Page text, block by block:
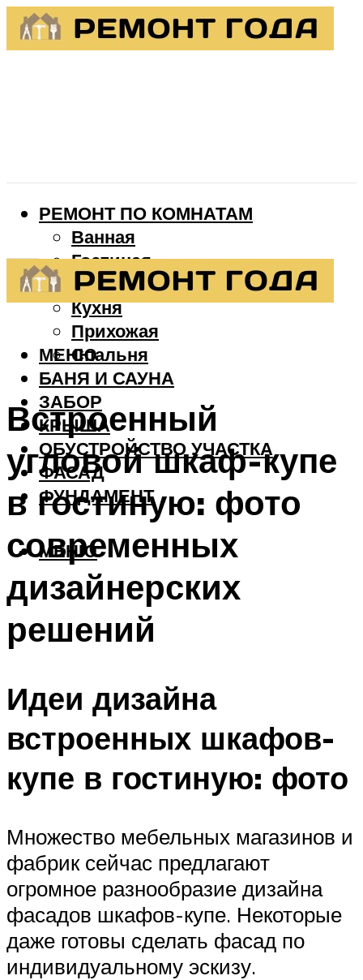
РЕМОНТ ПО КОМНАТАМ
Ванная
Гостиная
Детская
Кухня
Прихожая
Спальня
БАНЯ И САУНА
ЗАБОР
КРЫША
ОБУСТРОЙСТВО УЧАСТКА
ФАСАД
ФУНДАМЕНТ
МЕНЮ
МЕНЮ
Встроенный
угловой шкаф-купе
в гостиную: фото
современных
дизайнерских
решений
Идеи дизайна
встроенных шкафов-
купе в гостиную: фото
Множество мебельных магазинов и
фабрик сейчас предлагают
огромное разнообразие дизайна
фасадов шкафов-купе. Некоторые
даже готовы сделать фасад по
индивидуальному эскизу.